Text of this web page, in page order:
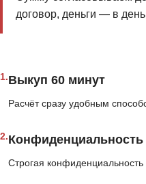
договор, деньги — в
1.Выкуп 60 минут
Расчёт сразу удобным
2.Конфиденциальность
Строгая конфиденциальность